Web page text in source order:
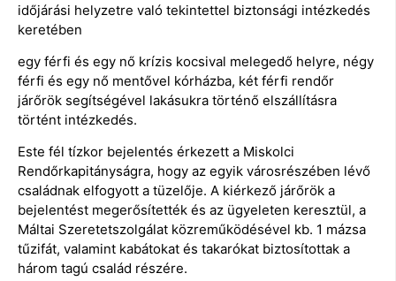
időjárási helyzetre való tekintettel biztonsági intézkedés
keretében
egy férfi és egy nő krízis kocsival melegedő helyre, négy
férfi és egy nő mentővel kórházba, két férfi rendőr
járőrök segítségével lakásukra történő elszállításra
történt intézkedés.
Este fél tízkor bejelentés érkezett a Miskolci
Rendőrkapitányságra, hogy az egyik városrészében lévő
családnak elfogyott a tüzelője. A kiérkező járőrök a
bejelentést megerősítették és az ügyeleten keresztül, a
Máltai Szeretetszolgálat közreműködésével kb. 1 mázsa
tűzifát, valamint kabátokat és takarókat biztosítottak a
három tagú család részére.